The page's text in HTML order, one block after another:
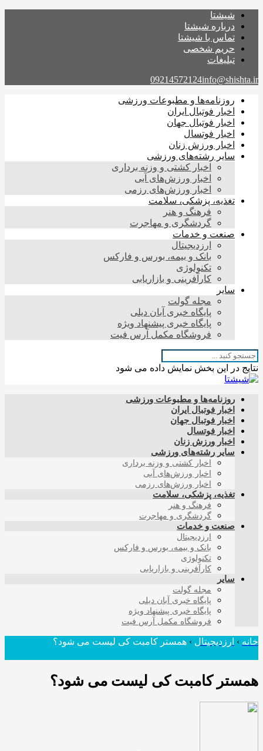
شیشتا
درباره شیشتا
تماس با شیشتا
حریم شخصی
تبلیغات
09214572124info@shishta.ir
روزنامه‌ها و مطبوعات ورزشی
اخبار فوتبال ایران
اخبار فوتبال جهان
اخبار فوتسال
اخبار ورزش زنان
سایر رشته‌های ورزشی
اخبار کشتی و وزنه برداری
اخبار ورزش‌های آبی
اخبار ورزش‌های رزمی
تغذیه، پزشکی، سلامت
فرهنگ و هنر
گردشگری و مهاجرت
صنعت و خدمات
ارزدیجیتال
بانک و بیمه، بورس و فارکس
تکنولوژی
کارآفرینی و بازاریابی
سایر
مجله گولت
پایگاه خبری آبان دیلی
پایگاه خبری پیشنهاد ویژه
فروشگاه مکمل آرس فیت
نتایج در این بخش نمایش داده می شود
روزنامه‌ها و مطبوعات ورزشی
اخبار فوتبال ایران
اخبار فوتبال جهان
اخبار فوتسال
اخبار ورزش زنان
سایر رشته‌های ورزشی
اخبار کشتی و وزنه برداری
اخبار ورزش‌های آبی
اخبار ورزش‌های رزمی
تغذیه، پزشکی، سلامت
فرهنگ و هنر
گردشگری و مهاجرت
صنعت و خدمات
ارزدیجیتال
بانک و بیمه، بورس و فارکس
تکنولوژی
کارآفرینی و بازاریابی
سایر
مجله گولت
پایگاه خبری آبان دیلی
پایگاه خبری پیشنهاد ویژه
فروشگاه مکمل آرس فیت
خانه › ارزدیجیتال › همستر کامبت کی لیست می شود؟
همستر کامبت کی لیست می شود؟